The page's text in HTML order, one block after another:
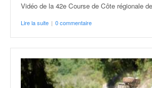
Vidéo de la 42e Course de Côte régionale
Lire la suite | 0 commentaire